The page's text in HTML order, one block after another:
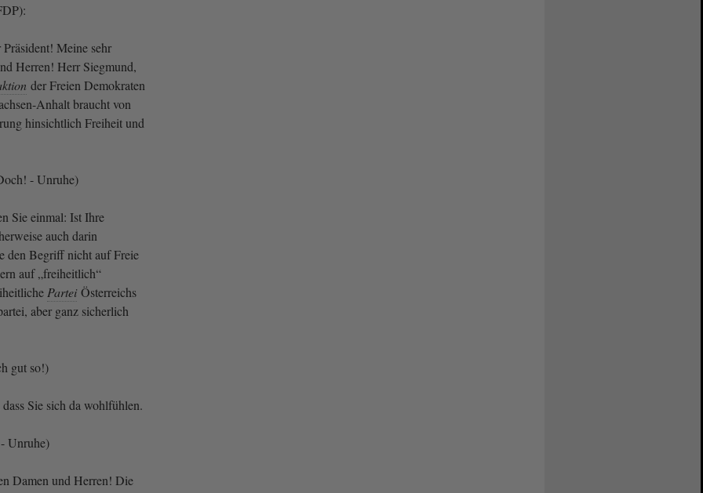
Meine sehr
Herren! Herr Siegmund,
der Freien Demokraten
Anhalt braucht von
hinsichtlich Freiheit und
- Unruhe)
Sie einmal: Ist Ihre
auch darin
den Begriff nicht auf Freie
auf „freiheitlich“
Partei Österreichs
aber ganz sicherlich
gut so!)
Sie sich da wohlfühlen.
Unruhe)
Damen und Herren! Die